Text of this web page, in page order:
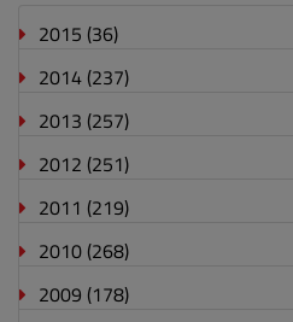
2015 (36)
2014 (237)
2013 (257)
2012 (251)
2011 (219)
2010 (268)
2009 (178)